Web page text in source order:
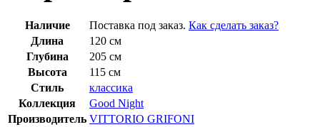
Наличие Поставка под заказ. Как сделать заказ?
Длина
120 см
Глубина
205 см
Высота
115 см
Стиль
классика
Коллекция
Good Night
Производитель VITTORIO GRIFONI